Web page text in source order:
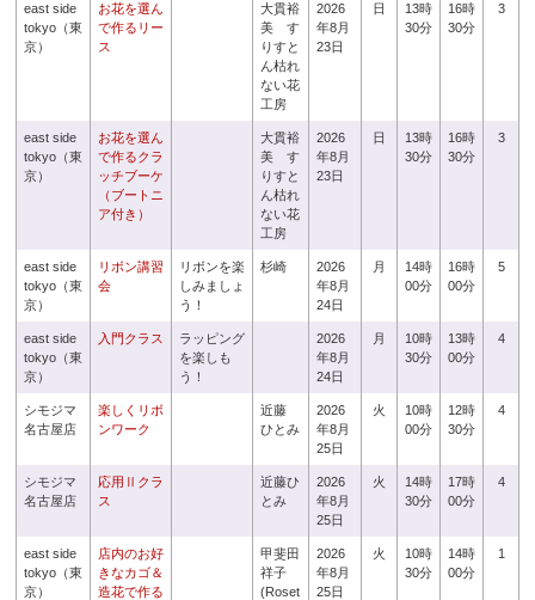
east side
tokyo（東
京）
お花を選ん
で作るリー
ス
大貫裕
美 す
りすと
ん枯れ
ない花
工房
2026
年8月
23日
日
13時
30分
16時
30分
3
east side
tokyo（東
京）
お花を選ん
で作るクラ
ッチブーケ
（ブートニ
ア付き）
大貫裕
美 す
りすと
ん枯れ
ない花
工房
2026
年8月
23日
日
13時
30分
16時
30分
3
east side
tokyo（東
京）
リボン講習
会
リボンを楽
しみましょ
う！
杉崎
2026
年8月
24日
月
14時
00分
16時
00分
5
east side
tokyo（東
京）
入門クラス
ラッピング
を楽しも
う！
2026
年8月
24日
月
10時
30分
13時
00分
4
シモジマ
名古屋店
楽しくリボ
ンワーク
近藤
ひとみ
2026
年8月
25日
火
10時
00分
12時
30分
4
シモジマ
名古屋店
応用Ⅱクラ
ス
近藤ひ
とみ
2026
年8月
25日
火
14時
30分
17時
00分
4
east side
tokyo（東
京）
店内のお好
きなカゴ＆
造花で作る
甲斐田
祥子
(Roset
2026
年8月
25日
火
10時
30分
14時
00分
1